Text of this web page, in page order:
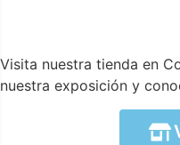
Visita nuestra tienda en
nuestra exposición y